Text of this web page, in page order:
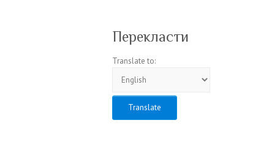
Перекласти
Translate to: